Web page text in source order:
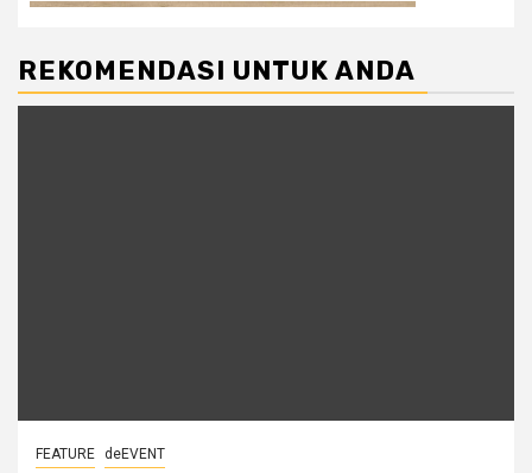
REKOMENDASI UNTUK ANDA
FEATURE deEVENT